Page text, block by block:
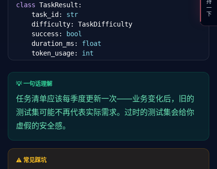
class TaskResult:
    task_id:
str
    difficulty: TaskDifficulty
    success:
bool
    duration_ms:
float
    token_usage:
int
    error_message:
Optional[str] = None
class AgentEvaluator:
def __init__(self, agent_runner, test_tasks:
self
self.tasks = test_tasks
self.results: List[TaskResult] = []
async
💡 一句话理解
任务清单应该每季度更新一次——业务变化后，旧的
测试集可能不再代表实际需求。过时的测试集会给你
虚假的安全感。
⚠️ 常见踩坑